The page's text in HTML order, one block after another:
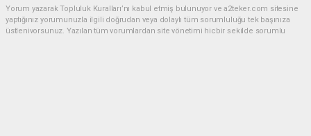
Yorum yazarak Topluluk Kuralları’nı kabul etmiş bulunuyor ve a2teker.com sitesine
yaptığınız yorumunuzla ilgili doğrudan veya dolaylı tüm sorumluluğu tek başınıza
üstleniyorsunuz. Yazılan tüm yorumlardan site yönetimi hiçbir şekilde sorumlu